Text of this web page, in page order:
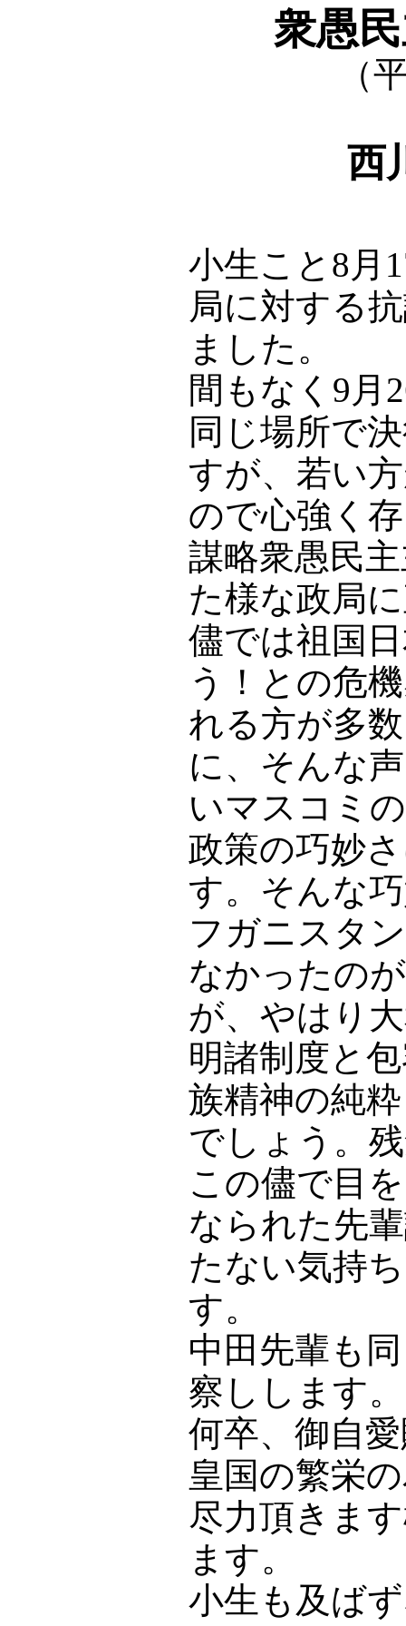
衆愚
（
西
小生こと8月
局に対する
ました。
間もなく9月
同じ場所で
すが、若い
ので心強く
謀略衆愚民
た様な政局
儘では祖国
う！との危
れる方が多
に、そんな
いマスコミ
政策の巧妙
す。そんな
フガニスタ
なかったの
が、やはり
明諸制度と
族精神の純
でしょう。
この儘で目
なられた先
たない気持
す。
中田先輩も
察しします。
何卒、御自
皇国の繁栄
尽力頂きま
ます。
小生も及ば